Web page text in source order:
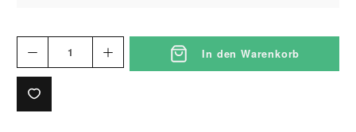
In den Warenkorb